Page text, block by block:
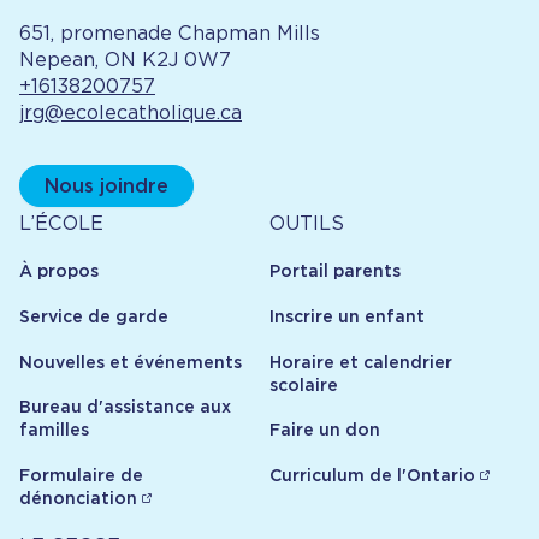
651, promenade Chapman Mills
Nepean, ON K2J 0W7
+16138200757
jrg@ecolecatholique.ca
Nous joindre
À
propos
L’ÉCOLE
À propos
Service de garde
Nouvelles et événements
Bureau d'assistance aux
familles
Formulaire de
dénonciation
Outils
OUTILS
Portail parents
Inscrire un enfant
Horaire et calendrier
scolaire
Faire un don
Curriculum de l'Ontario